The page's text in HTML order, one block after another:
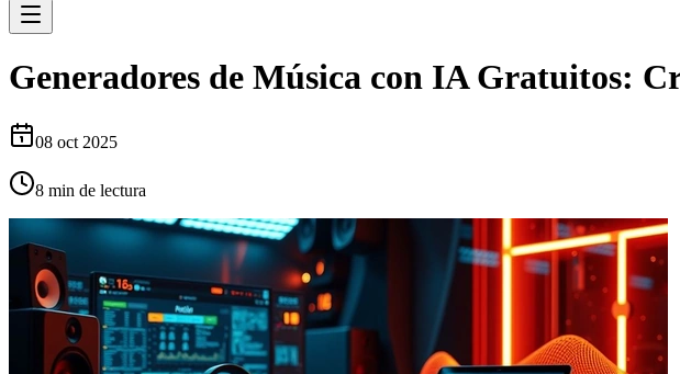
Generadores de Música con IA Gratuitos:
08 oct 2025
8 min de lectura